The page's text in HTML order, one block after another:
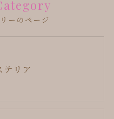
ーのページ
テリア